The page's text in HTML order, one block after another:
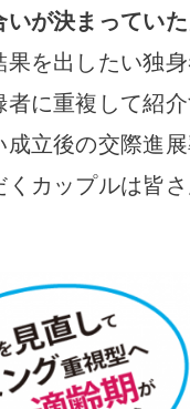
いが決まってい
を出したい独
に重複して紹
立後の交際進
カップルは皆さ